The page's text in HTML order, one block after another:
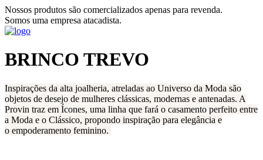
Nossos produtos são comercializados apenas para revenda.
Somos uma empresa atacadista.
BRINCO TREVO
Inspirações da alta joalheria, atreladas ao Universo da Moda são
objetos de desejo de mulheres clássicas, modernas e antenadas. A
Provin traz em Ícones, uma linha que fará o casamento perfeito entre
a Moda e o Clássico, propondo inspiração para elegância e
o empoderamento feminino.